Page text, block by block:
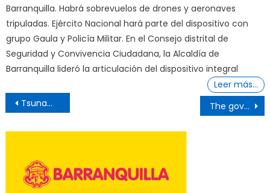
Barranquilla. Habrá sobrevuelos de drones y aeronaves
tripuladas. Ejército Nacional hará parte del dispositivo con
grupo Gaula y Policía Militar. En el Consejo distrital de
Seguridad y Convivencia Ciudadana, la Alcaldía de
Barranquilla lideró la articulación del dispositivo integral
Leer más…
Post
navigation
Tsunami in Japan, 50 people died The government wants to dron for treatment